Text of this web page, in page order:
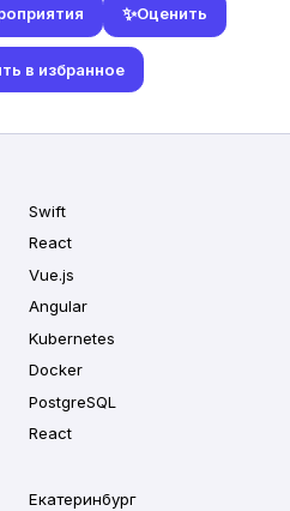
✨Оценить
в избранное
Swift
React
Vue.js
Angular
Kubernetes
Docker
PostgreSQL
React
Екатеринбург